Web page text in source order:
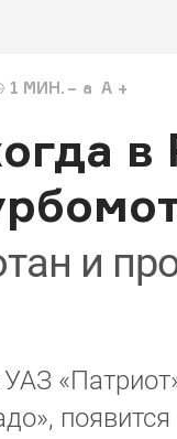
1 МИН. a A
в
и